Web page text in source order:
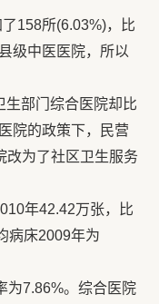
158所(6.03%)，比
级中医医院，所以
生部门综合医院却比
院的政策下，民营
改为了社区卫生服务
年42.42万张，比
病床2009年为
为7.86%。综合医院